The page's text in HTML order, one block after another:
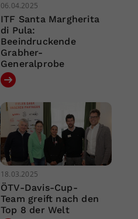
06.04.2025
ITF Santa Margherita
di Pula:
Beeindruckende
Grabher-
Generalprobe
18.03.2025
ÖTV-Davis-Cup-
Team greift nach den
Top 8 der Welt